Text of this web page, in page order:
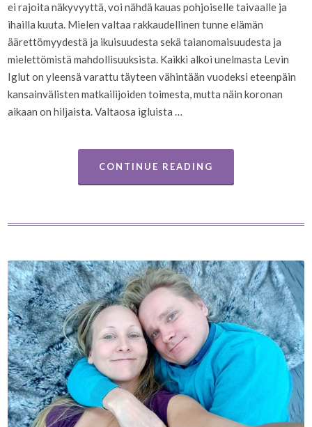
ei rajoita näkyvyyttä, voi nähdä kauas pohjoiselle taivaalle ja
ihailla kuuta. Mielen valtaa rakkaudellinen tunne elämän
äärettömyydestä ja ikuisuudesta sekä taianomaisuudesta ja
mielettömistä mahdollisuuksista. Kaikki alkoi unelmasta Levin
Iglut on yleensä varattu täyteen vähintään vuodeksi eteenpäin
kansainvälisten matkailijoiden toimesta, mutta näin koronan
aikaan on hiljaista. Valtaosa igluista …
CONTINUE READING